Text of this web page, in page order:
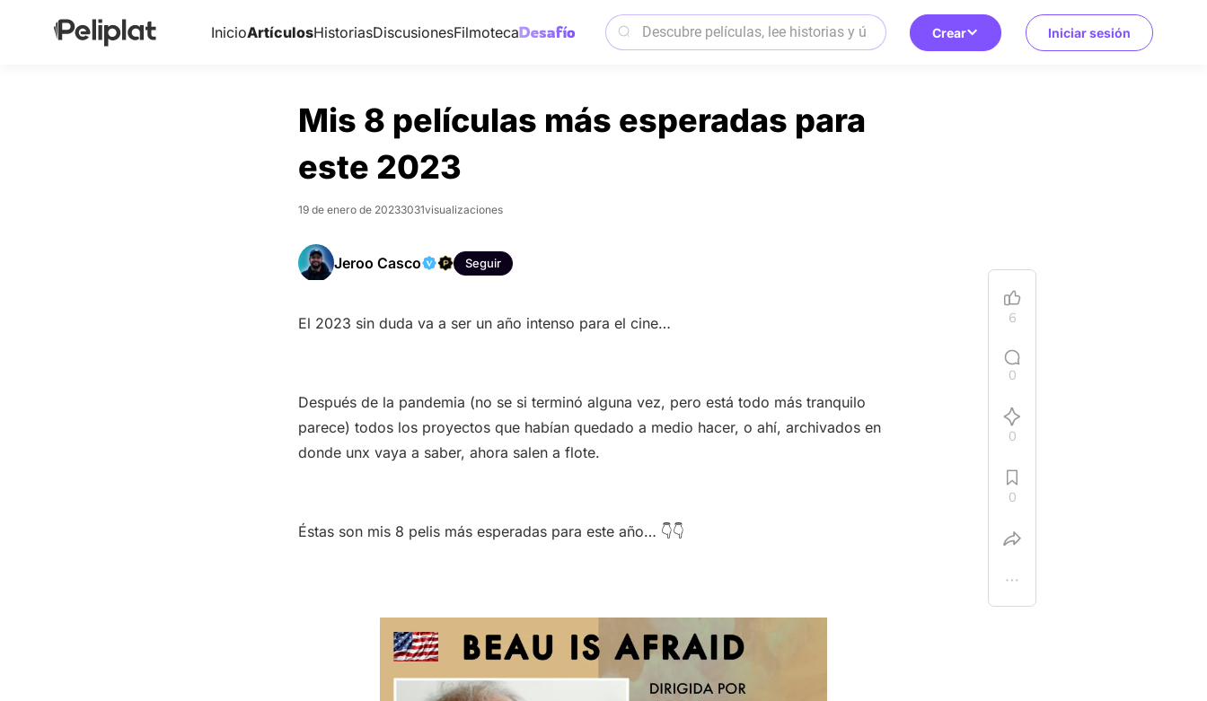
InicioArtículosHistoriasDiscusionesFilmoteca Crear Iniciar sesión
Mis 8 películas más esperadas para
este 2023
19 de enero de 20233031visualizaciones
Jeroo Casco Seguir
El 2023 sin duda va a ser un año intenso para el cine…
Después de la pandemia (no se si terminó alguna vez, pero está todo más tranquilo
parece) todos los proyectos que habían quedado a medio hacer, o ahí, archivados en
donde unx vaya a saber, ahora salen a flote.
Éstas son mis 8 pelis más esperadas para este año… 👇👇
6
0
0
0